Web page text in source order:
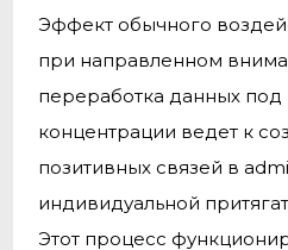
Эффект обычного
при направленном
переработка данных под
концентрации ведет к
позитивных связей в
индивидуальной
Этот процесс